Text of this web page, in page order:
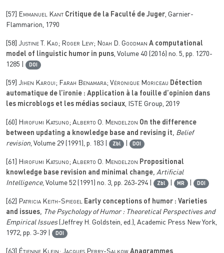
[57] Emmanuel Kant Critique de la Faculté de Juger, Garnier-
Flammarion, 1790
[58] Justine T. Kao; Roger Levy; Noah D. Goodman A computational
model of linguistic humor in puns, Volume 40 (2016) no. 5, pp. 1270-
1285 |
DOI
[59] Jihen Karoui; Farah Benamara; Véronique Moriceau Détection
automatique de l’ironie : Application à la fouille d’opinion dans
les microblogs et les médias sociaux, ISTE Group, 2019
[60] Hirofumi Katsuno; Alberto O. Mendelzon On the difference
between updating a knowledge base and revising it, Belief
revision, Volume 29 (1991), p. 183 | Zbl | DOI
[61] Hirofumi Katsuno; Alberto O. Mendelzon Propositional
knowledge base revision and minimal change, Artificial
Intelligence, Volume 52 (1991) no. 3, pp. 263-294 | Zbl | MR | DOI
[62] Patricia Keith-Spiegel Early conceptions of humor : Varieties
and issues, The Psychology of Humor : Theoretical Perspectives and
Empirical Issues(Jeffrey H. Goldstein, ed.), Academic Press New York,
1972, pp. 3-39 |
DOI
[63] Étienne Klein; Jacques Perry-Salkow Anagrammes